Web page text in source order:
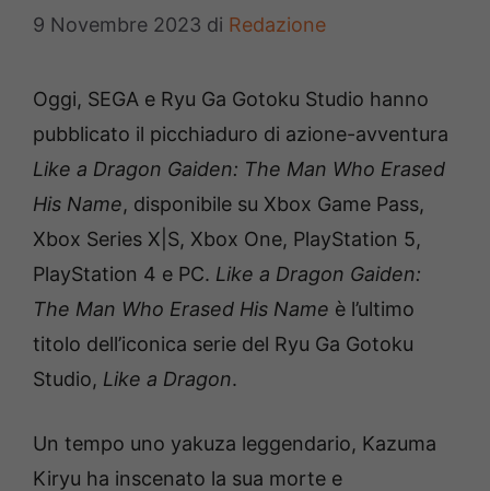
9 Novembre 2023 di Redazione
Oggi, SEGA e Ryu Ga Gotoku Studio hanno
pubblicato il picchiaduro di azione-avventura
Like a Dragon Gaiden: The Man Who Erased
His Name, disponibile su Xbox Game Pass,
Xbox Series X|S, Xbox One, PlayStation 5,
PlayStation 4 e PC. Like a Dragon Gaiden:
The Man Who Erased His Name è l’ultimo
titolo dell’iconica serie del Ryu Ga Gotoku
Studio, Like a Dragon.
Un tempo uno yakuza leggendario, Kazuma
Kiryu ha inscenato la sua morte e